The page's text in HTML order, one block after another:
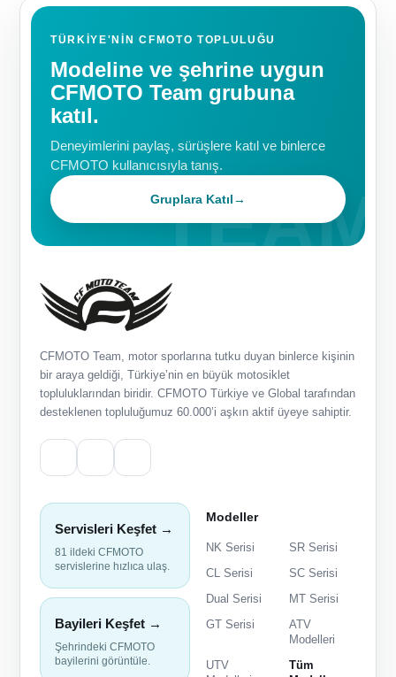
TÜRKIYE'NIN CFMOTO TOPLULUĞU
Modeline ve şehrine uygun
CFMOTO Team grubuna
katıl.
Deneyimlerini paylaş, sürüşlere katıl ve binlerce
CFMOTO kullanıcısıyla tanış.
Gruplara Katıl→
CFMOTO Team, motor sporlarına tutku duyan binlerce kişinin
bir araya geldiği, Türkiye’nin en büyük motosiklet
topluluklarından biridir. CFMOTO Türkiye ve Global tarafından
desteklenen topluluğumuz 60.000’i aşkın aktif üyeye sahiptir.
Servisleri Keşfet →
81 ildeki CFMOTO
servislerine hızlıca ulaş.
Bayileri Keşfet →
Şehrindeki CFMOTO
bayilerini görüntüle.
Modeller
NK Serisi
SR Serisi
CL Serisi
SC Serisi
Dual Serisi
MT Serisi
GT Serisi
ATV
Modelleri
UTV
Tüm